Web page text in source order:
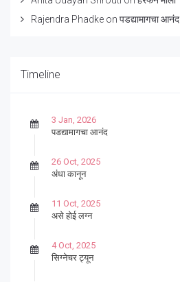
Rajendra Phadke on पडद्यामागचा आनंद
Timeline
3 Jan, 2026
पडद्यामागचा आनंद
26 Oct, 2025
अंधा कानून
11 Oct, 2025
असे होई लग्न
4 Oct, 2025
सिग्नेचर ट्यून